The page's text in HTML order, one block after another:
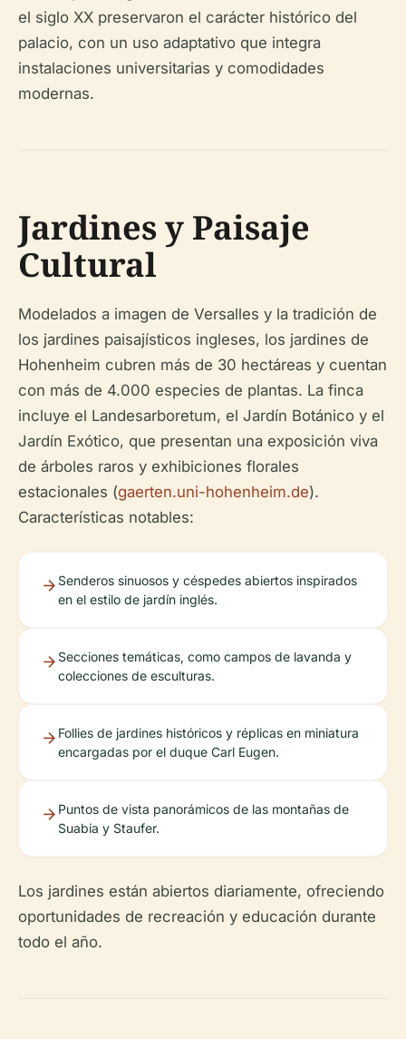
el siglo XX preservaron el carácter histórico del
palacio, con un uso adaptativo que integra
instalaciones universitarias y comodidades
modernas.
Jardines y Paisaje
Cultural
Modelados a imagen de Versalles y la tradición de
los jardines paisajísticos ingleses, los jardines de
Hohenheim cubren más de 30 hectáreas y cuentan
con más de 4.000 especies de plantas. La finca
incluye el Landesarboretum, el Jardín Botánico y el
Jardín Exótico, que presentan una exposición viva
de árboles raros y exhibiciones florales
estacionales (gaerten.uni-hohenheim.de).
Características notables:
Senderos sinuosos y céspedes abiertos inspirados
en el estilo de jardín inglés.
Secciones temáticas, como campos de lavanda y
colecciones de esculturas.
Follies de jardines históricos y réplicas en miniatura
encargadas por el duque Carl Eugen.
Puntos de vista panorámicos de las montañas de
Suabia y Staufer.
Los jardines están abiertos diariamente, ofreciendo
oportunidades de recreación y educación durante
todo el año.